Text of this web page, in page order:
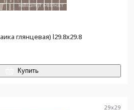
Темари дымчатый (мозаика глянцевая) l29.8х29.8
Купить
29x29